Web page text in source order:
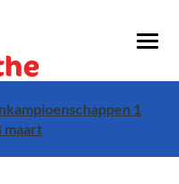
1
maart